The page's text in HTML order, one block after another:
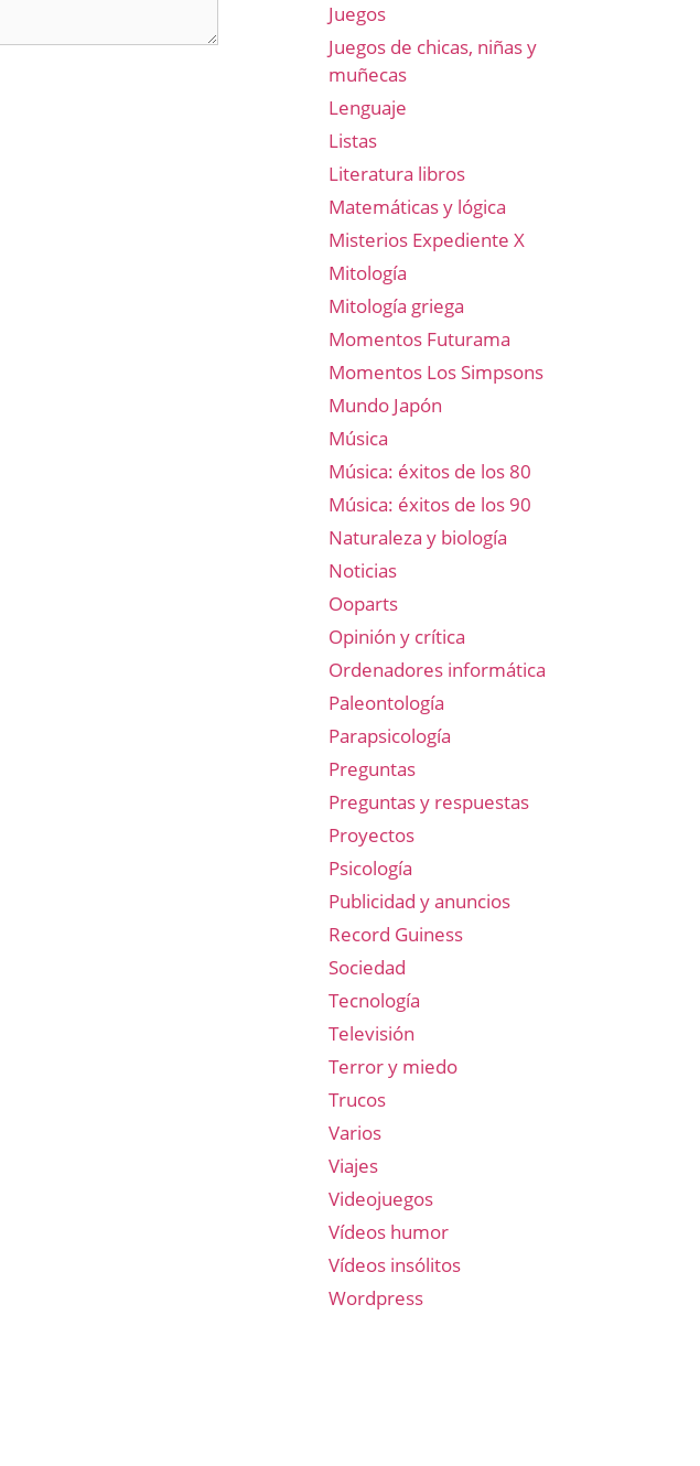
Juegos
Juegos de chicas, niñas y
muñecas
Lenguaje
Listas
Literatura libros
Matemáticas y lógica
Misterios Expediente X
Mitología
Mitología griega
Momentos Futurama
Momentos Los Simpsons
Mundo Japón
Música
Música: éxitos de los 80
Música: éxitos de los 90
Naturaleza y biología
Noticias
Ooparts
Opinión y crítica
Ordenadores informática
Paleontología
Parapsicología
Preguntas
Preguntas y respuestas
Proyectos
Psicología
Publicidad y anuncios
Record Guiness
Sociedad
Tecnología
Televisión
Terror y miedo
Trucos
Varios
Viajes
Videojuegos
Vídeos humor
Vídeos insólitos
Wordpress